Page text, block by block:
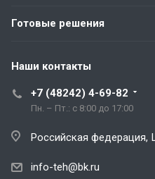
Готовые решения
Наши контакты
+7 (48242) 4-69-82
Пн. – Пт.: с 8:00 до 17:00
Российская федерация,
info-teh@bk.ru